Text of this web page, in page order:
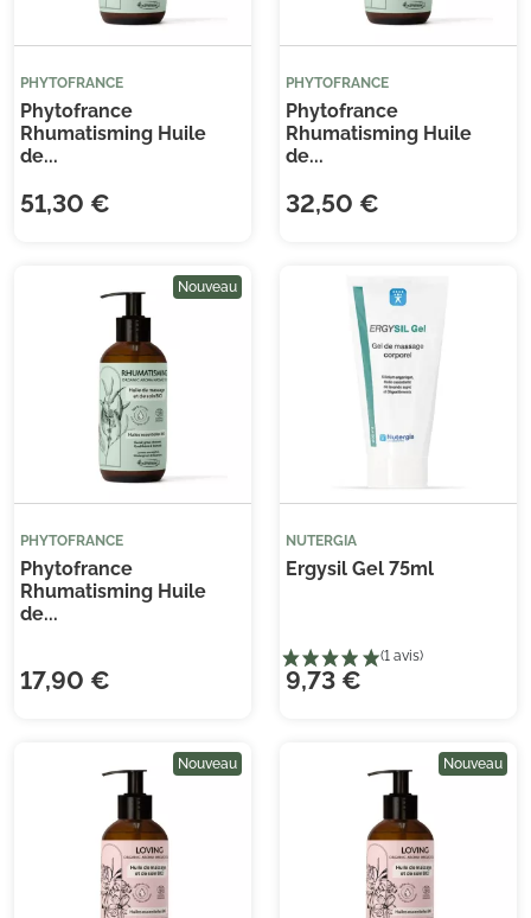
PHYTOFRANCE
Phytofrance
Rhumatisming Huile
de...
51,30 €
PHYTOFRANCE
Phytofrance
Rhumatisming Huile
de...
32,50 €
Nouveau
PHYTOFRANCE
Phytofrance
Rhumatisming Huile
de...
17,90 €
NUTERGIA
Ergysil Gel 75ml
9,73 €
Nouveau Nouveau